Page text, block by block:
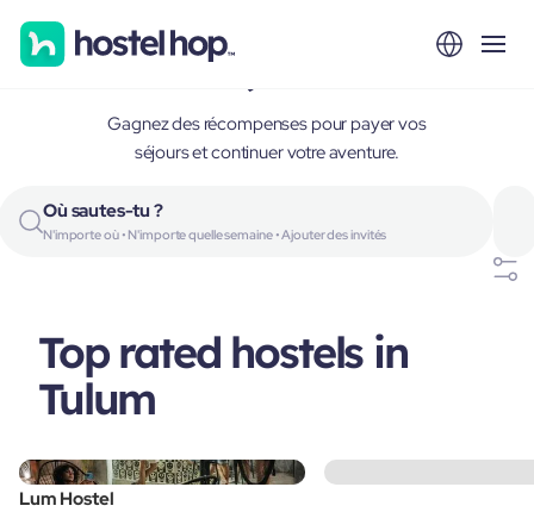
Tulum, Mexico
Gagnez des récompenses pour payer vos
séjours et continuer votre aventure.
Où sautes-tu ?
N'importe où • N'importe quelle semaine • Ajouter des invités
Top rated hostels in
Tulum
Lum Hostel